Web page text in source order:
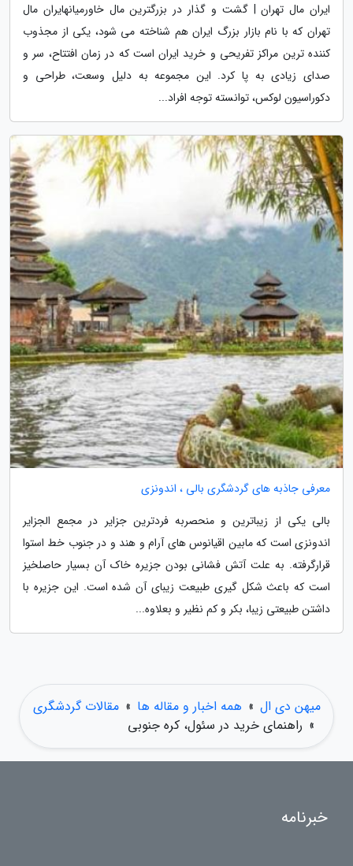
ایران مال تهران | گشت و گذار در بزرگترین مال خاورمیانهایران مال
تهران که با نام بازار بزرگ ایران هم شناخته می شود، یکی از مجذوب
کننده ترین مراکز تفریحی و خرید ایران است که در زمان افتتاح، سر و
صدای زیادی به پا کرد. این مجموعه به دلیل وسعت، طراحی و
دکوراسیون لوکس، توانسته توجه افراد...
معرفی جاذبه های گردشگری بالی ، اندونزی
بالی یکی از زیباترین و منحصربه فردترین جزایر در مجمع الجزایر
اندونزی است که مابین اقیانوس های آرام و هند و در جنوب خط استوا
قرارگرفته. به علت آتش فشانی بودن جزیره خاک آن بسیار حاصلخیز
است که باعث شکل گیری طبیعت زیبای آن شده است. این جزیره با
داشتن طبیعتی زیبا، بکر و کم نظیر و بعلاوه...
میهن دی ال » همه اخبار و مقاله ها » مقالات گردشگری
» راهنمای خرید در سئول، کره جنوبی
خبرنامه